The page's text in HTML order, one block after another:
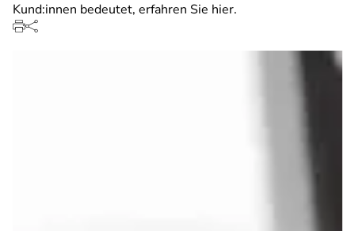
Kund:innen bedeutet, erfahren Sie hier.